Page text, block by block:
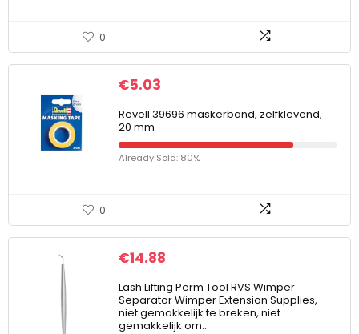
0
€5.03
Revell 39696 maskerband, zelfklevend,
20 mm
Already Sold: 80%
0
€14.88
Lash Lifting Perm Tool RVS Wimper
Separator Wimper Extension Supplies,
niet gemakkelijk te breken, niet
gemakkelijk om…